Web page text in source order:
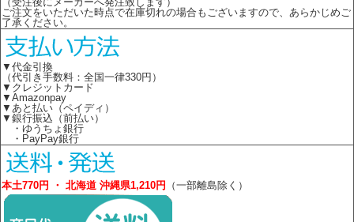
ご注文をいただいた時点で在庫切れの場合もございますので、あらかじめご
了承ください。
▼代金引換
（代引き手数料：全国一律330円）
▼クレジットカード
▼Amazonpay
▼あと払い（ペイディ）
▼銀行振込（前払い）
・ゆうちょ銀行
・PayPay銀行
本土770円 ・ 北海道 沖縄県1,210円 （一部離島除く）